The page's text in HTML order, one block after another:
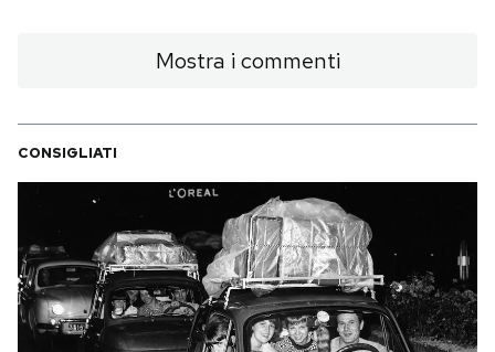
Mostra i commenti
CONSIGLIATI